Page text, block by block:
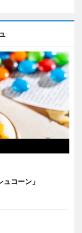
ュコーン」